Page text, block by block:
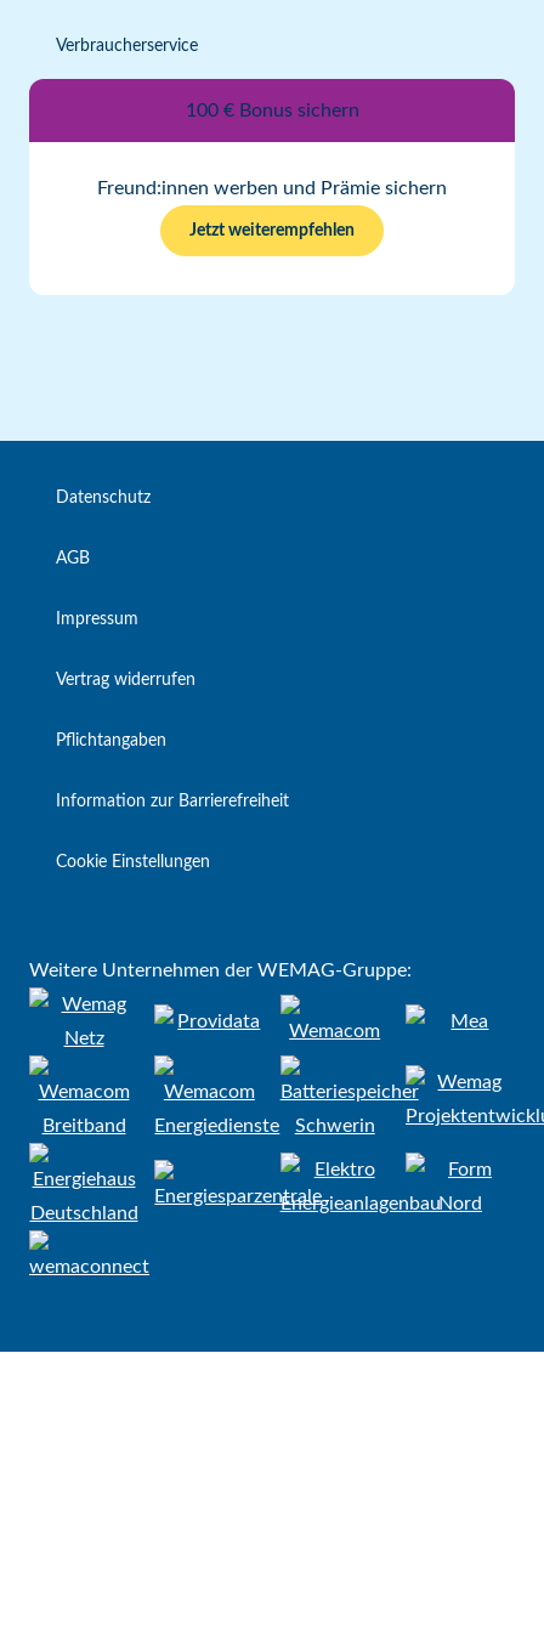
Verbraucherservice
100 € Bonus sichern
Freund:innen werben und Prämie sichern
Jetzt weiterempfehlen
Datenschutz
AGB
Impressum
Vertrag widerrufen
Pflichtangaben
Information zur Barrierefreiheit
Cookie Einstellungen
Weitere Unternehmen der WEMAG-Gruppe: